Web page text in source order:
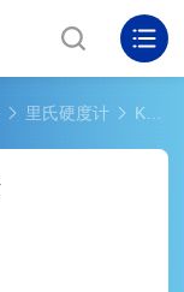
里氏硬度计 KT1800便携式里氏硬度计